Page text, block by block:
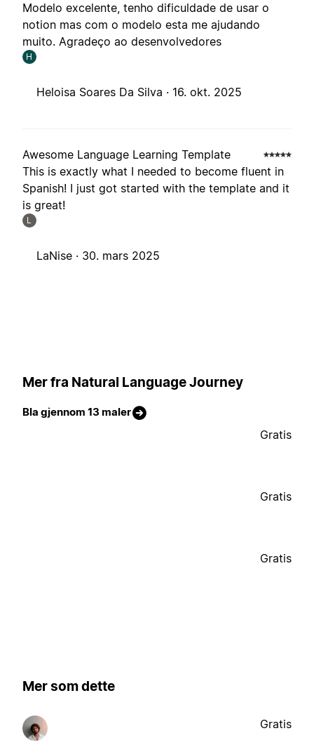
Modelo excelente, tenho dificuldade de usar o
notion mas com o modelo esta me ajudando
muito. Agradeço ao desenvolvedores
H
Heloisa Soares Da Silva · 16. okt. 2025
Awesome Language Learning Template
This is exactly what I needed to become fluent in
Spanish! I just got started with the template and it
is great!
L
LaNise · 30. mars 2025
Mer fra Natural Language Journey
Bla gjennom 13 maler
Gratis
Gratis
Gratis
Mer som dette
Gratis